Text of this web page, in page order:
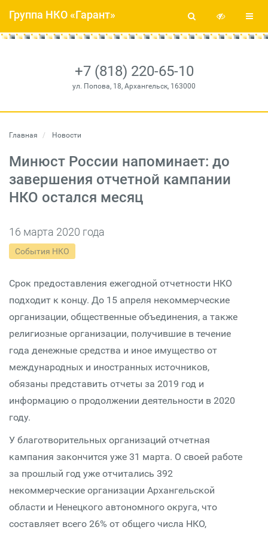
+7 (818) 220-65-10
ул. Попова, 18, Архангельск, 163000
Группа НКО «Гарант»
Главная Новости
Минюст России напоминает: до
завершения отчетной кампании
НКО остался месяц
16 марта 2020 года
События НКО
Срок предоставления ежегодной отчетности НКО
подходит к концу. До 15 апреля некоммерческие
организации, общественные объединения, а также
религиозные организации, получившие в течение
года денежные средства и иное имущество от
международных и иностранных источников,
обязаны представить отчеты за 2019 год и
информацию о продолжении деятельности в 2020
году.
У благотворительных организаций отчетная
кампания закончится уже 31 марта. О своей работе
за прошлый год уже отчитались 392
некоммерческие организации Архангельской
области и Ненецкого автономного округа, что
составляет всего 26% от общего числа НКО,